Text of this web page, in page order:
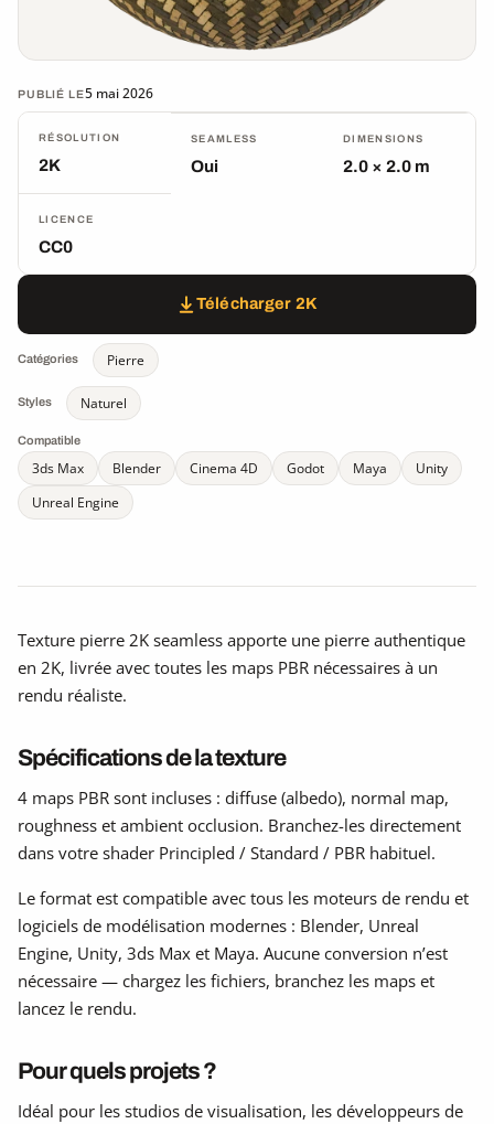
PUBLIÉ LE5 mai 2026
RÉSOLUTION
2K
SEAMLESS
Oui
DIMENSIONS
2.0 × 2.0 m
LICENCE
CC0
Télécharger 2K
Catégories Pierre
Styles Naturel
Compatible
3ds Max Blender Cinema 4D Godot Maya
Unity
Unreal Engine
Texture pierre 2K seamless apporte une pierre authentique
en 2K, livrée avec toutes les maps PBR nécessaires à un
rendu réaliste.
Spécifications de la texture
4 maps PBR sont incluses : diffuse (albedo), normal map,
roughness et ambient occlusion. Branchez-les directement
dans votre shader Principled / Standard / PBR habituel.
Le format est compatible avec tous les moteurs de rendu et
logiciels de modélisation modernes : Blender, Unreal
Engine, Unity, 3ds Max et Maya. Aucune conversion n’est
nécessaire — chargez les fichiers, branchez les maps et
lancez le rendu.
Pour quels projets ?
Idéal pour les studios de visualisation, les développeurs de